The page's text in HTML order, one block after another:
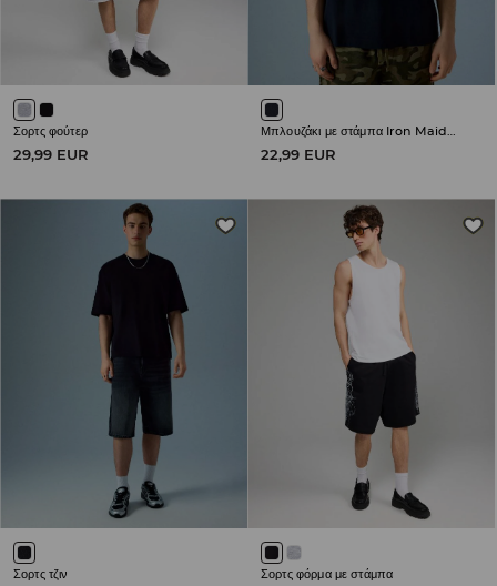
Σορτς φούτερ
29,99 EUR
Μπλουζάκι με στάμπα Iron Maiden
22,99 EUR
Σορτς τζιν Σορτς φόρμα με στάμπα